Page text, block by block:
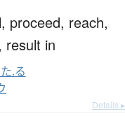
proceed, reach,
result in
.る
Details ▸